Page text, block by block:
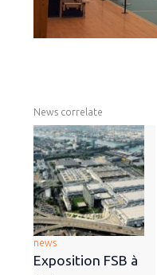
News correlate
news
Exposition FSB à